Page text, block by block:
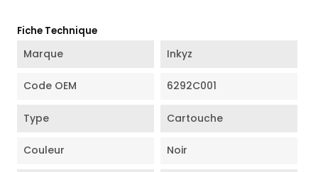
Fiche Technique
Marque Inkyz
Code OEM 6292C001
Type Cartouche
Couleur Noir